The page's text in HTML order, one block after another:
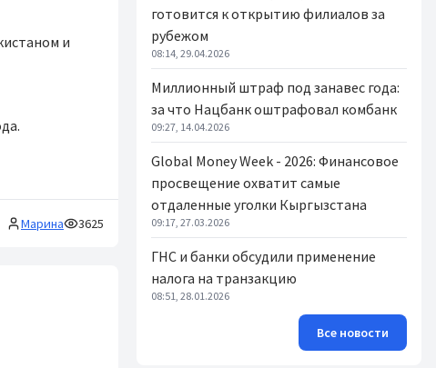
и
Марина 3625
готовится к открытию филиалов за
рубежом
08:14, 29.04.2026
Миллионный штраф под занавес года:
за что Нацбанк оштрафовал комбанк
09:27, 14.04.2026
Global Money Week - 2026: Финансовое
просвещение охватит самые
отдаленные уголки Кыргызстана
09:17, 27.03.2026
ГНС и банки обсудили применение
налога на транзакцию
08:51, 28.01.2026
Все новости